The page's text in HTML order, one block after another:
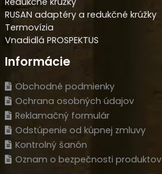
RUSAN adaptéry a redukčné krúžky
Termovízia
Vnadidlá PROSPEKTUS
Informácie
Obchodné podmienky
Ochrana osobných údajov
Reklamačný formulár
Odstúpenie od kúpnej zmluvy
Kontrolný šanón
Oznam o bezpečnosti